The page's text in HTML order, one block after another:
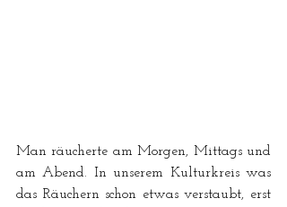
Man räucherte am Morgen, Mittags und
am Abend. In unserem Kulturkreis was
das Räuchern schon etwas verstaubt, erst